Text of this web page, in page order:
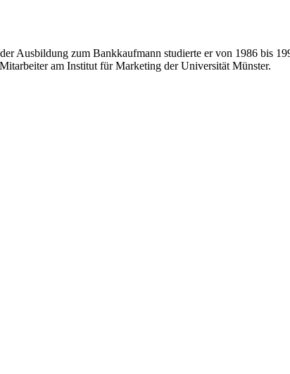
Ausbildung zum Bankkaufmann studierte er von 1986 bis
am Institut für Marketing der Universität Münster.